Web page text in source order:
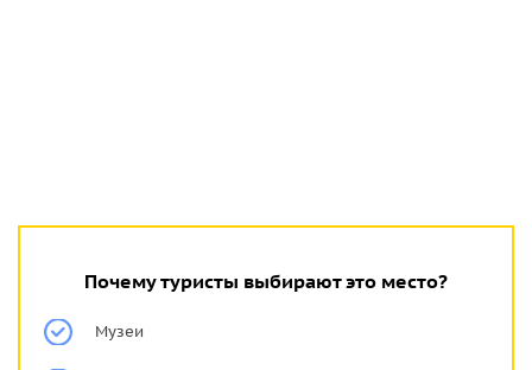
Почему туристы выбирают это место?
Музеи